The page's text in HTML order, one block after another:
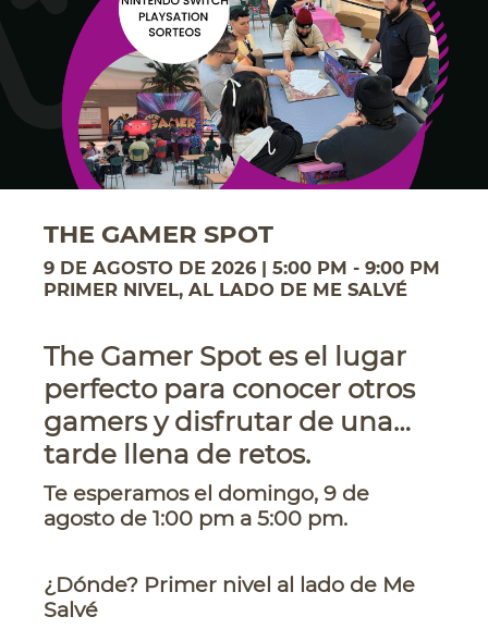
THE GAMER SPOT
9 DE AGOSTO DE 2026 | 5:00 PM - 9:00 PM
PRIMER NIVEL, AL LADO DE ME SALVÉ
The Gamer Spot es el lugar
perfecto para conocer otros
gamers y disfrutar de una
tarde llena de retos.
Te esperamos el domingo, 9 de
agosto de 1:00 pm a 5:00 pm.
¿Dónde? Primer nivel al lado de Me
Salvé